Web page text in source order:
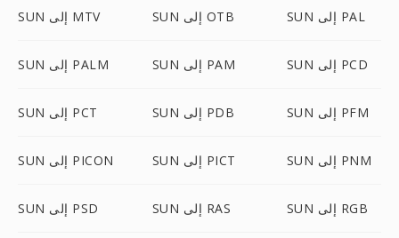
SUN إلى MTV SUN إلى OTB SUN إلى PAL
SUN إلى PALM SUN إلى PAM SUN إلى PCD
SUN إلى PCT SUN إلى PDB SUN إلى PFM
SUN إلى PICON SUN إلى PICT SUN إلى PNM
SUN إلى PSD SUN إلى RAS SUN إلى RGB